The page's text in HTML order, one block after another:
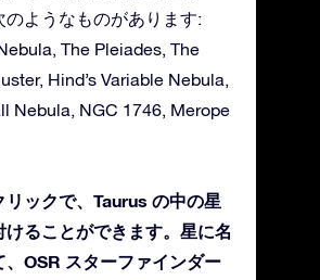
のようなものがあります:
The Pleiades, The
Hind’s Variable Nebula,
Nebula, NGC 1746, Merope
リックで、Taurus の中の星
けることができます。星に名
、OSR スターファインダー